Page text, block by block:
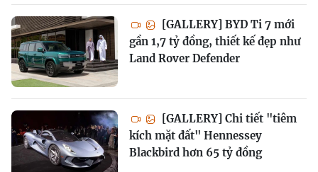
[GALLERY] BYD Ti 7 mới
gần 1,7 tỷ đồng, thiết kế đẹp như
Land Rover Defender
[GALLERY] Chi tiết "tiêm
kích mặt đất" Hennessey
Blackbird hơn 65 tỷ đồng